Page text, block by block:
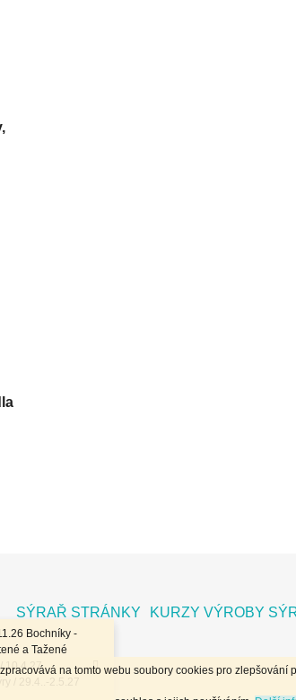
na tomto webu soubory cookies pro
Bochníky -
a Tažené
10.4.27
SÝRAŘ STRÁNKY KURZY VÝROBY